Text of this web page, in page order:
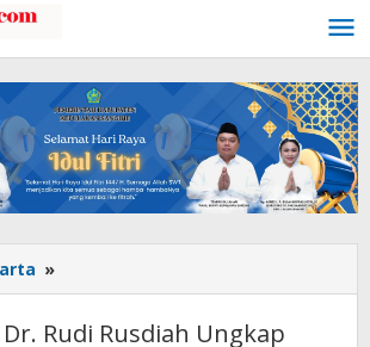
»
Kunci
Rudi Rusdiah Ungkap